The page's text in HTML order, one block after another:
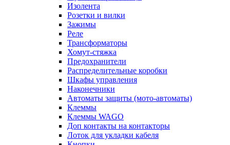
Изолента
Розетки и вилки
Зажимы
Реле
Трансформаторы
Хомут-стяжка
Предохранители
Распределительные коробки
Шкафы управления
Наконечники
Автоматы защиты (мото-автоматы)
Клеммы
Клеммы WAGO
Доп контакты на контакторы
Лоток для укладки кабеля